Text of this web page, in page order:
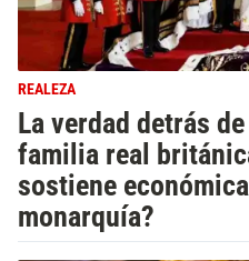
REALEZA
La verdad detrás
familia real
sostiene
monarquía?